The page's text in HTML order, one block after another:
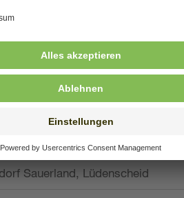
(min. 34 bis max. 38,5
Kinderdorf Düsseldorf
Sauerland, Lüdenscheid